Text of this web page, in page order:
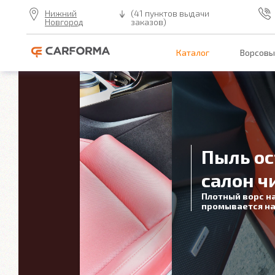
Нижний
Новгород
(41 пунктов выдачи
заказов)
Каталог
Пыль
салон
Плотный ворс
промывается